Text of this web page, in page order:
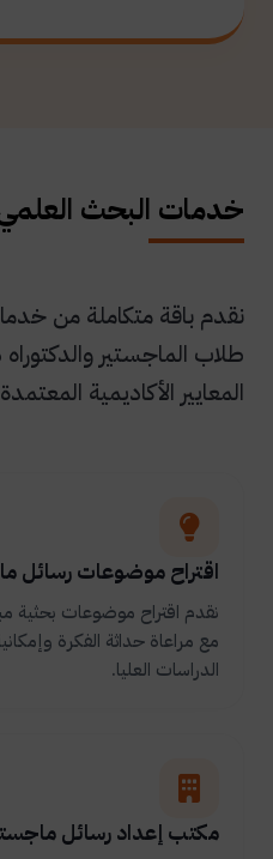
خدمات البحث العلمي
نقدم باقة متكاملة من
طلاب الماجستير
المعايير الأكاديمية
اقتراح موضوعات رسائل
نقدم اقتراح موضوعات
مع مراعاة حداثة الفكرة
الدراسات العليا.
مكتب إعداد رسائل